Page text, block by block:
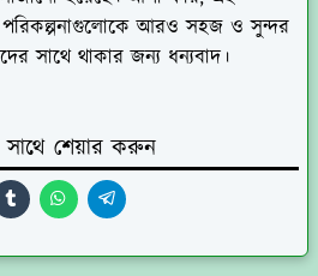
আরও সহজ ও সুন্দর
সাথে থাকার জন্য ধন্যবাদ।
সাথে শেয়ার করুন